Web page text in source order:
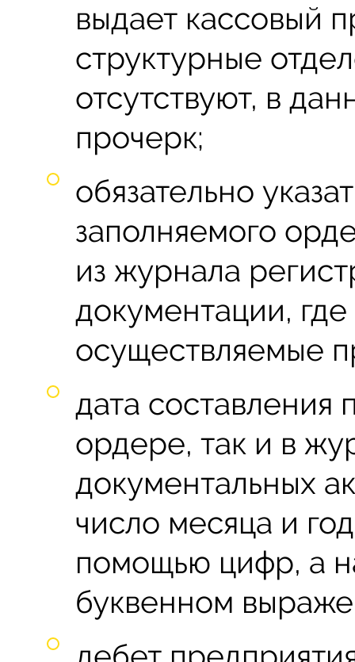
выдает кассовый
структурные
отсутствуют, в
прочерк;
обязательно
заполняемого
из журнала
документации,
осуществляемые
дата составления
ордере, так и в
документальных
число месяца и
помощью цифр, а
буквенном